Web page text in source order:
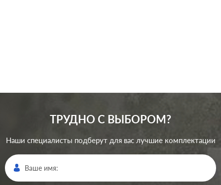
ТРУДНО С ВЫБОРОМ?
Наши специалисты подберут для вас лучшие комплектации